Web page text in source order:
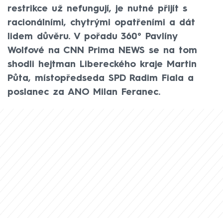
restrikce už nefungují, je nutné přijít s
racionálními, chytrými opatřeními a dát
lidem důvěru. V pořadu 360° Pavlíny
Wolfové na CNN Prima NEWS se na tom
shodli hejtman Libereckého kraje Martin
Půta, místopředseda SPD Radim Fiala a
poslanec za ANO Milan Feranec.